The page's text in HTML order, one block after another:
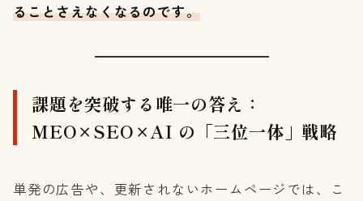
ることさえなくなるのです。
課題を突破する唯一の答え：
MEO×SEO×AI の「三位一体」戦略
単発の広告や、更新されないホームページでは、こ